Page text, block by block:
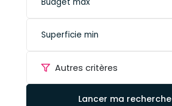
Autres critères
Lancer ma recherche